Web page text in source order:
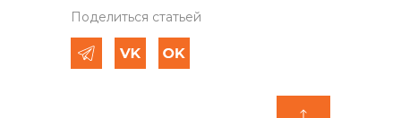
Поделиться статьей